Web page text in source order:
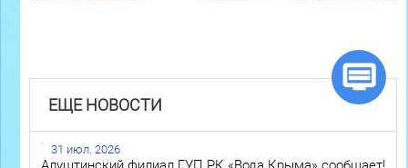
ЕЩЕ НОВОСТИ
31 июл. 2026